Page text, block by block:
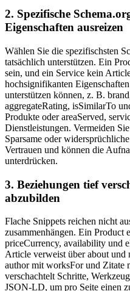
2. Spezifische
Eigenschaften ausreizen
Wählen Sie die spezifischsten
tatsächlich unterstützen. Ein
sein, und ein Service kein
hochsignifikanten
unterstützen können, z. B.
aggregateRating, isSimilarTo
Produkte oder areaServed,
Dienstleistungen. Vermeiden
Sparsame oder
Vertrauen und können die
unterdrücken.
3. Beziehungen tief
abzubilden
Flache Snippets reichen nicht
zusammenhängen. Ein Product
priceCurrency, availability und
Article verweist über about und
author mit worksFor und Zitate
verschachtelt Schritte,
JSON-LD, um pro Seite einen